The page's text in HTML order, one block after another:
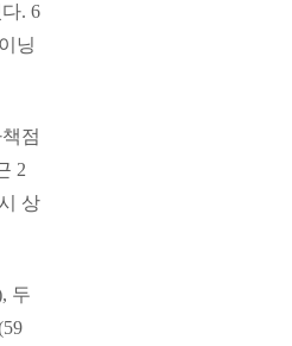
. 6
닝
점
2
상
두